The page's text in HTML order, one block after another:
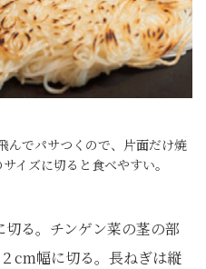
んでパサつくので、片面だけ焼
イズに切ると食べやすい。
る。チンゲン菜の茎の部
cm幅に切る。長ねぎは縦